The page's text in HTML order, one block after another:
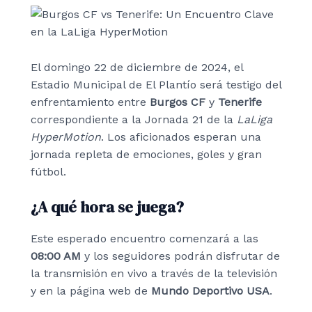
El domingo 22 de diciembre de 2024, el
Estadio Municipal de El Plantío será testigo del
enfrentamiento entre Burgos CF y Tenerife
correspondiente a la Jornada 21 de la LaLiga
HyperMotion. Los aficionados esperan una
jornada repleta de emociones, goles y gran
fútbol.
¿A qué hora se juega?
Este esperado encuentro comenzará a las
08:00 AM y los seguidores podrán disfrutar de
la transmisión en vivo a través de la televisión
y en la página web de Mundo Deportivo USA.